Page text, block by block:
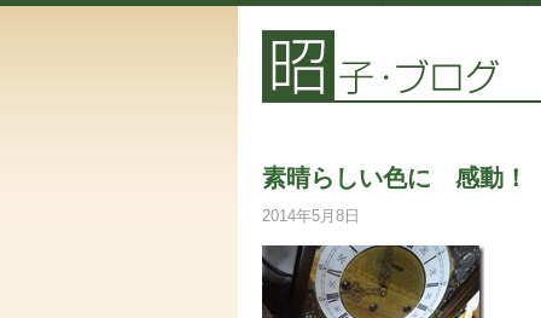
素晴らしい色に 感動！
2014年5月8日